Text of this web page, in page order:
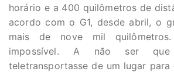
horário e a 400 quilômetros de
acordo com o G1, desde abril, o
mais de nove mil quilômetros.
impossível. A não ser
teletransportasse de um lugar